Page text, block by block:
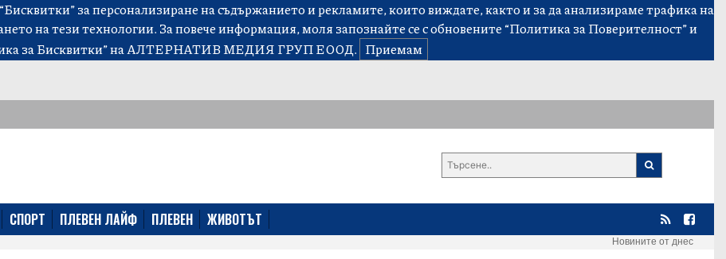
за персонализиране на съдържанието и рекламите, които виждате, както и за да анализираме трафика на
на тези технологии. За повече информация, моля запознайте се с обновените“Политика за Поверителност”и
за Бисквитки”на АЛТЕРНАТИВ МЕДИЯ ГРУП ЕООД. Приемам
СПОРТ ПЛЕВЕН ЛАЙФ ПЛЕВЕН ЖИВОТЪТ
Новините от днес